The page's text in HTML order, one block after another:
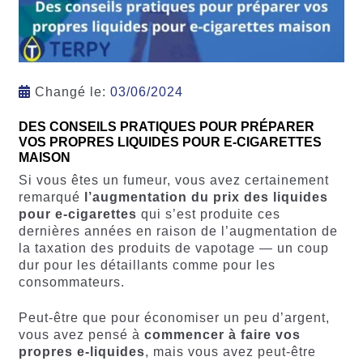
Changé le: 03/06/2024
DES CONSEILS PRATIQUES POUR PRÉPARER
VOS PROPRES LIQUIDES POUR E-CIGARETTES
MAISON
Si vous êtes un fumeur, vous avez certainement
remarqué
l’augmentation du prix des liquides
pour e-cigarettes qui s’est produite ces
dernières années en raison de l’augmentation de
la taxation des produits de vapotage — un coup
dur pour les détaillants comme pour les
consommateurs.
Peut-être que pour économiser un peu d’argent,
vous avez pensé à commencer à faire vos
propres e-liquides, mais vous avez peut-être